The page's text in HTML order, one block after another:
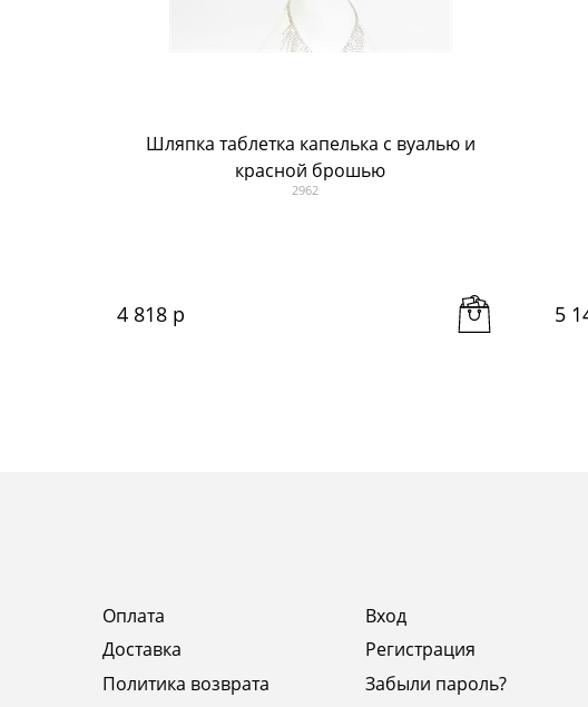
Шляпка таблетка капелька с вуалью и
красной брошью
2962
4 818 р 5
Оплата
Доставка
Политика возврата
Вход
Регистрация
Забыли пароль?